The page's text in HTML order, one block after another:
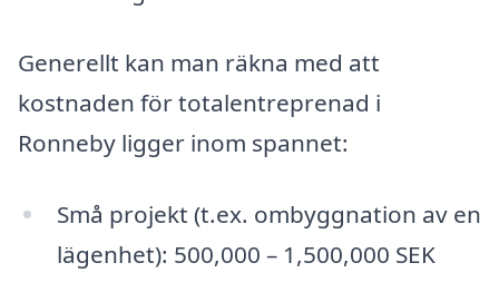
Generellt kan man räkna med att
kostnaden för totalentreprenad i
Ronneby ligger inom spannet:
Små projekt (t.ex. ombyggnation av en
lägenhet): 500,000 – 1,500,000 SEK